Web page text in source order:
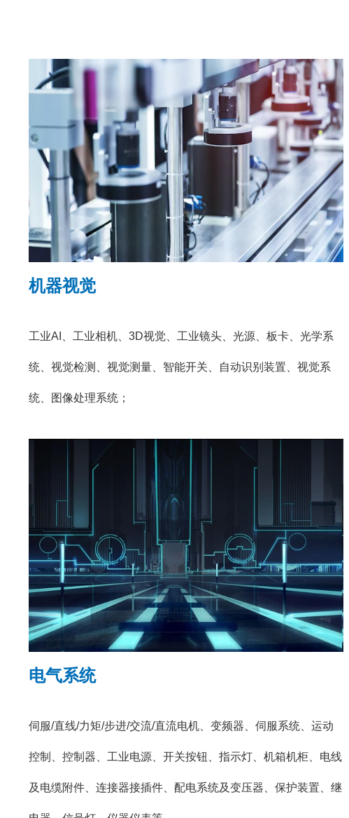
机器视觉
工业AI、工业相机、3D视觉、工业镜头、光源、板卡、光学系
统、视觉检测、视觉测量、智能开关、自动识别装置、视觉系
统、图像处理系统；
电气系统
伺服/直线/力矩/步进/交流/直流电机、变频器、伺服系统、运动
控制、控制器、工业电源、开关按钮、指示灯、机箱机柜、电线
及电缆附件、连接器接插件、配电系统及变压器、保护装置、继